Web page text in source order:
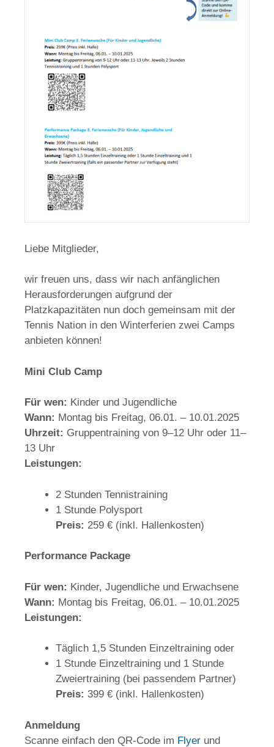
Liebe Mitglieder,
wir freuen uns, dass wir nach anfänglichen
Herausforderungen aufgrund der
Platzkapazitäten nun doch gemeinsam mit der
Tennis Nation in den Winterferien zwei Camps
anbieten können!
Mini Club Camp
Für wen: Kinder und Jugendliche
Wann: Montag bis Freitag, 06.01. – 10.01.2025
Uhrzeit: Gruppentraining von 9–12 Uhr oder 11–
13 Uhr
Leistungen:
2 Stunden Tennistraining
1 Stunde Polysport
Preis: 259 € (inkl. Hallenkosten)
Performance Package
Für wen: Kinder, Jugendliche und Erwachsene
Wann: Montag bis Freitag, 06.01. – 10.01.2025
Leistungen:
Täglich 1,5 Stunden Einzeltraining oder
1 Stunde Einzeltraining und 1 Stunde
Zweiertraining (bei passendem Partner)
Preis: 399 € (inkl. Hallenkosten)
Anmeldung
Scanne einfach den QR-Code im Flyer und